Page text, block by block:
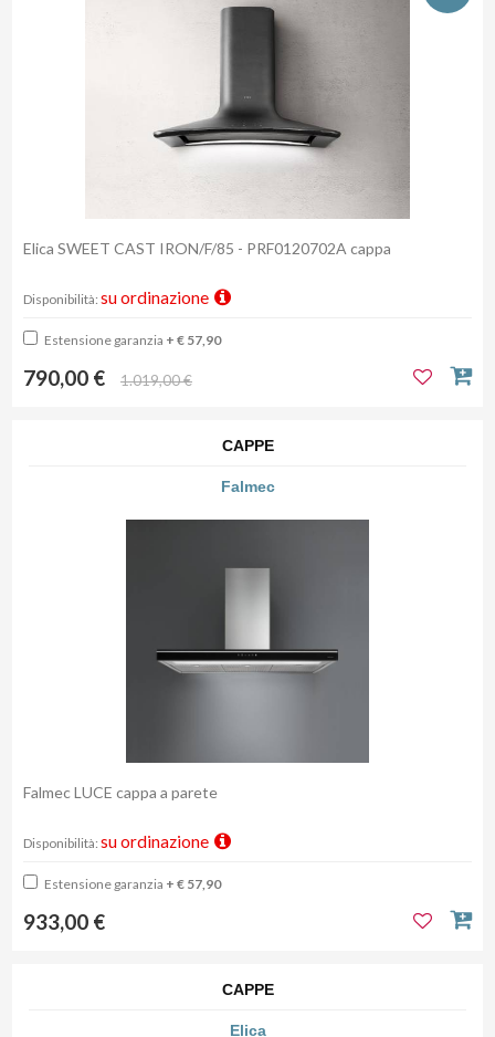
Elica SWEET CAST IRON/F/85 - PRF0120702A cappa
Disponibilità: su ordinazione
Estensione garanzia + € 57,90
790,00 € 1.019,00 €
CAPPE
Falmec
Falmec LUCE cappa a parete
Disponibilità: su ordinazione
Estensione garanzia + € 57,90
933,00 €
CAPPE
Elica